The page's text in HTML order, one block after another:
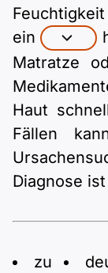
ein
Matratze
Haut
Fällen
Diagnose
zu